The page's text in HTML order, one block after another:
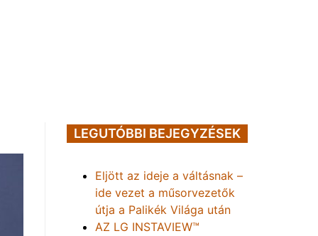
LEGUTÓBBI BEJEGYZÉSEK
Eljött az ideje a váltásnak –
ide vezet a műsorvezetők
útja a Palikék Világa után
AZ LG INSTAVIEW™